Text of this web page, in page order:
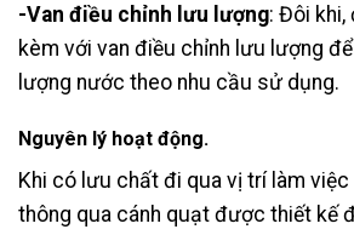
-Van điều chỉnh lưu lượng: Đôi khi,
kèm với van điều chỉnh lưu lượng
lượng nước theo nhu cầu sử dụng.
Nguyên lý hoạt động.
Khi có lưu chất đi qua vị trí làm
thông qua cánh quạt được thiết kế